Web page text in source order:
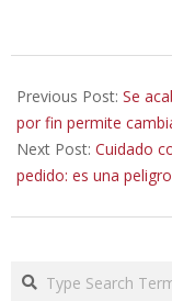
10-
10
Previous Post: Se
por fin permite
Next Post: Cuidado
pedido: es una
Search